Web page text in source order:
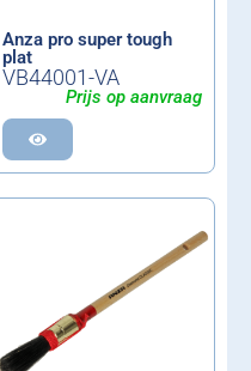
Anza pro super tough
plat
VB44001-VA
Prijs op aanvraag